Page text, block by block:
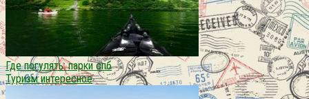
Где погулять: парки спб
Туризм интересное